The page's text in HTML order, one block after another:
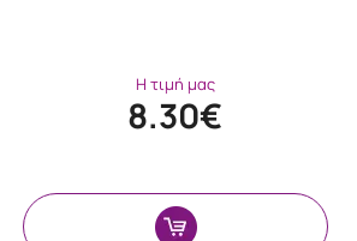
Η τιμή μας
8.30€